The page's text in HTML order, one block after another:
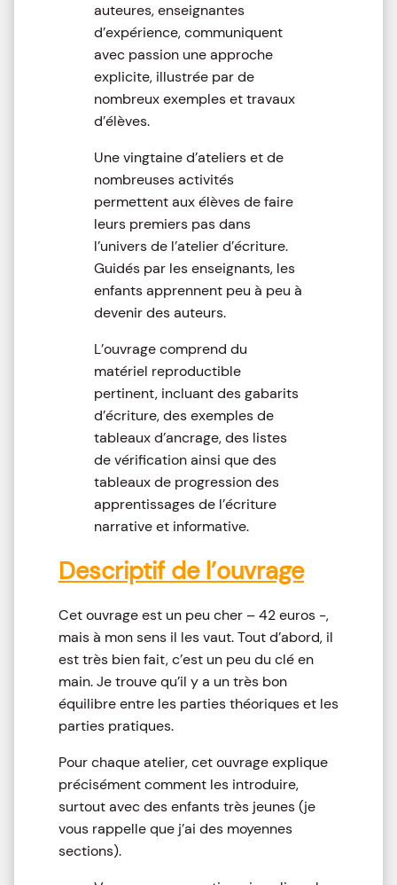
auteures, enseignantes
d’expérience, communiquent
avec passion une approche
explicite, illustrée par de
nombreux exemples et travaux
d’élèves.
Une vingtaine d’ateliers et de
nombreuses activités
permettent aux élèves de faire
leurs premiers pas dans
l’univers de l’atelier d’écriture.
Guidés par les enseignants, les
enfants apprennent peu à peu à
devenir des auteurs.
L’ouvrage comprend du
matériel reproductible
pertinent, incluant des gabarits
d’écriture, des exemples de
tableaux d’ancrage, des listes
de vérification ainsi que des
tableaux de progression des
apprentissages de l’écriture
narrative et informative.
Descriptif de l’ouvrage
Cet ouvrage est un peu cher – 42 euros -,
mais à mon sens il les vaut. Tout d’abord, il
est très bien fait, c’est un peu du clé en
main. Je trouve qu’il y a un très bon
équilibre entre les parties théoriques et les
parties pratiques.
Pour chaque atelier, cet ouvrage explique
précisément comment les introduire,
surtout avec des enfants très jeunes (je
vous rappelle que j’ai des moyennes
sections).